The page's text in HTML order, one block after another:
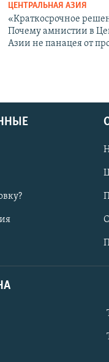
ЦЕНТРАЛЬНАЯ АЗИЯ
«Краткосрочное
Почему амнистии в
Азии не панацея от